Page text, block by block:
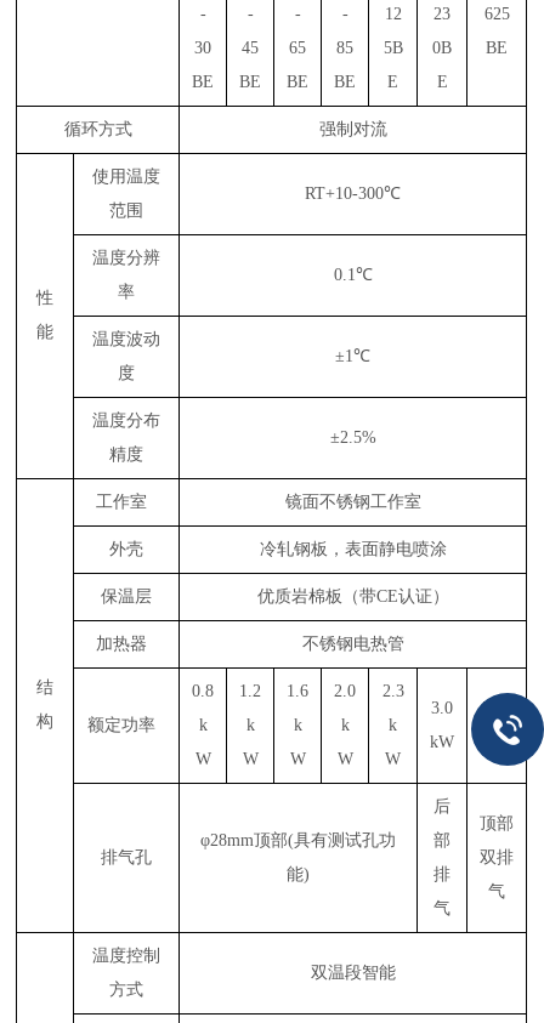
-
30
BE
-
45
BE
-
65
BE
-
85
BE
12
5B
E
23
0B
E
625
BE
循环方式 强制对流
性
能
使用温度
范围
RT+10-300℃
温度分辨
率
0.1℃
温度波动
度
±1℃
温度分布
精度
±2.5%
结
构
工作室 镜面不锈钢工作室
外壳 冷轧钢板，表面静电喷涂
保温层 优质岩棉板（带CE认证）
加热器 不锈钢电热管
额定功率
0.8
k
W
1.2
k
W
1.6
k
W
2.0
k
W
2.3
k
W
3.0
kW
5.0k
W
排气孔
φ28mm顶部(具有测试孔功
能)
后
部
排
气
顶部
双排
气
温度控制
方式
双温段智能